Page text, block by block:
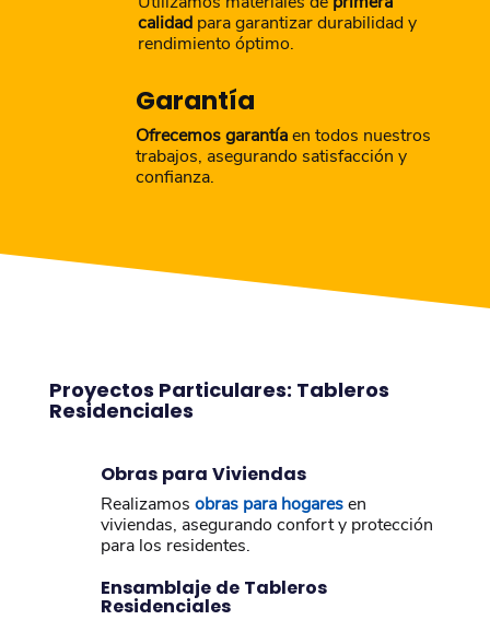
calidadpara garantizar durabilidad y
rendimiento óptimo.
Garantía
Ofrecemos garantíaen todos nuestros
trabajos, asegurando satisfacción y
confianza.
Proyectos Particulares: Tableros
Residenciales
Obras para Viviendas
Realizamos obras para hogaresen
viviendas, asegurando confort y protección
para los residentes.
Ensamblaje de Tableros
Residenciales